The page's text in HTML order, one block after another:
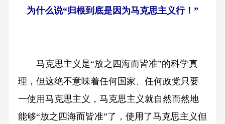
为什么说“归根到底是因为马克思主义行！”
马克思主义是“放之四海而皆准”的科学真
理，但这绝不意味着任何国家、任何政党只要
一使用马克思主义，马克思主义就自然而然地
能够“放之四海而皆准”了，使用了马克思主义但